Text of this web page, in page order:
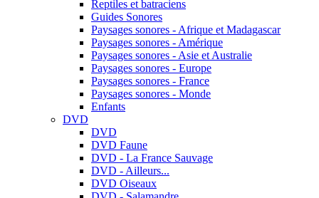
Reptiles et batraciens
Guides Sonores
Paysages sonores - Afrique et Madagascar
Paysages sonores - Amérique
Paysages sonores - Asie et Australie
Paysages sonores - Europe
Paysages sonores - France
Paysages sonores - Monde
Enfants
DVD
DVD
DVD Faune
DVD - La France Sauvage
DVD - Ailleurs...
DVD Oiseaux